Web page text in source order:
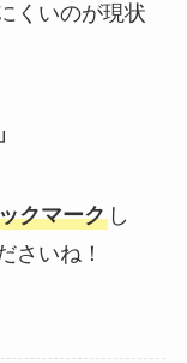
くいのが現状
クマークし
さいね！